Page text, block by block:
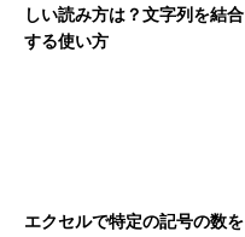
しい読み方は？文字列を結合
する使い方
エクセルで特定の記号の数を